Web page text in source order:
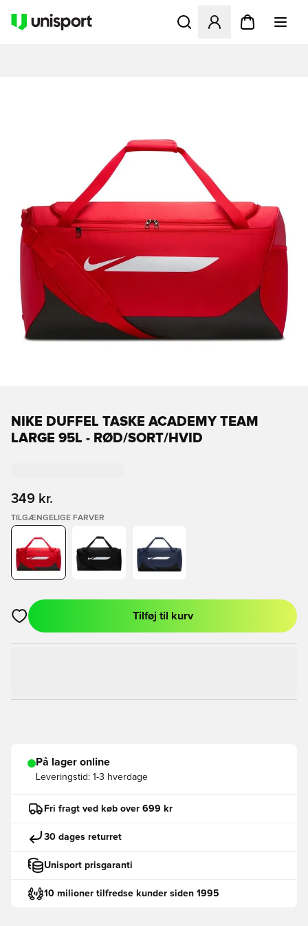
Åbner en Modal til at
NIKE DUFFEL TASKE ACADEMY TEAM
LARGE 95L - RØD/SORT/HVID
349 kr.
TILGÆNGELIGE FARVER
Åbner en Modal til at logge ind eller tilmelde dig som medlem
Tilføj til kurv
På lager online
Leveringstid: 1-3 hverdage
Fri fragt ved køb over 699 kr
30 dages returret
Unisport prisgaranti
10 milioner tilfredse kunder siden 1995